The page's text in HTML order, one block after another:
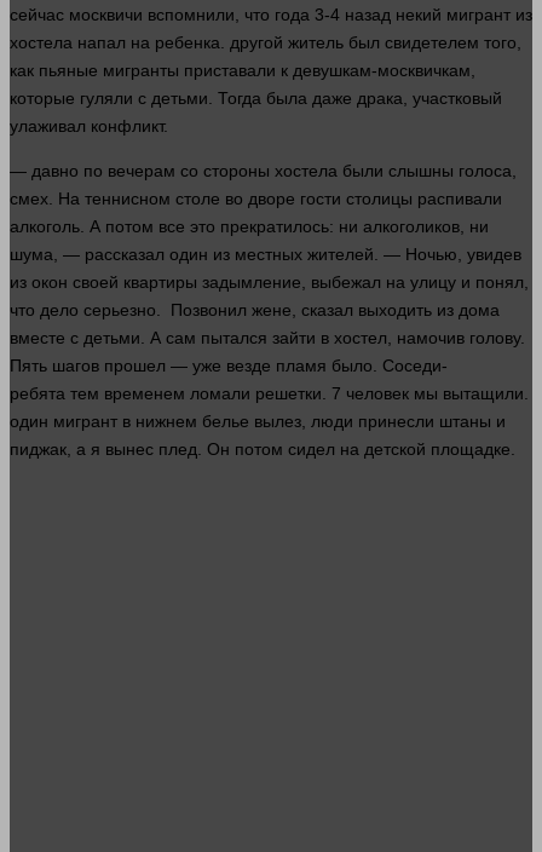
сейчас москвичи вспомнили, что года 3-4 назад некий мигрант из
хостела напал на ребенка. другой житель был свидетелем того,
как пьяные мигранты приставали к девушкам-москвичкам,
которые гуляли с детьми. Тогда была даже драка, участковый
улаживал конфликт.
— давно по вечерам со стороны хостела были слышны голоса,
смех. На теннисном столе во дворе гости столицы распивали
алкоголь. А потом все это прекратилось: ни алкоголиков, ни
шума, — рассказал один из местных жителей. — Ночью, увидев
из окон своей квартиры задымление, выбежал на улицу и понял,
что дело серьезно. Позвонил жене, сказал выходить из дома
вместе с детьми. А сам пытался зайти в хостел, намочив голову.
Пять шагов прошел — уже везде пламя было. Соседи-
ребята тем временем ломали решетки. 7 человек мы вытащили.
один мигрант в нижнем белье вылез, люди принесли штаны и
пиджак, а я вынес плед. Он потом сидел на детской площадке.